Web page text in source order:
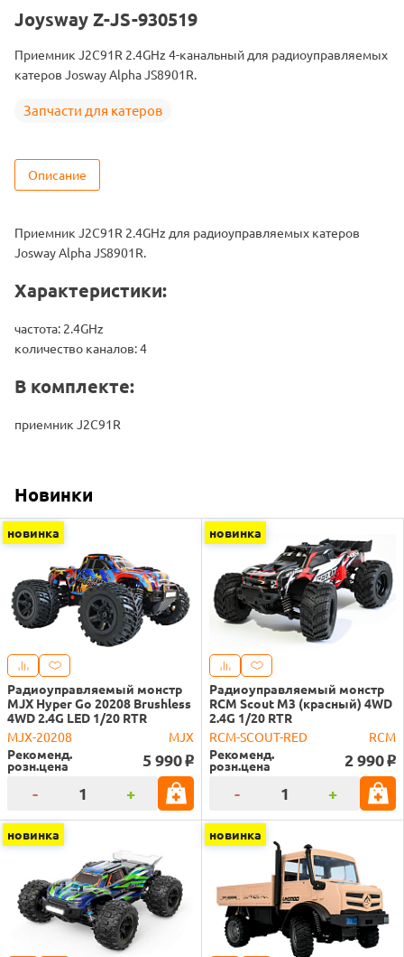
Joysway Z-JS-930519
Приемник J2C91R 2.4GHz 4-канальный для радиоуправляемых
катеров Josway Alpha JS8901R.
Запчасти для катеров
Описание
Приемник J2C91R 2.4GHz для радиоуправляемых катеров
Josway Alpha JS8901R.
Характеристики:
частота: 2.4GHz
количество каналов: 4
В комплекте:
приемник J2C91R
Новинки
новинка
Радиоуправляемый монстр
MJX Hyper Go 20208 Brushless
4WD 2.4G LED 1/20 RTR
MJX-20208
MJX
Рекоменд.
розн.цена 5 990 o
- +
новинка
Радиоуправляемый монстр
RCM Scout M3 (красный) 4WD
2.4G 1/20 RTR
RCM-SCOUT-RED
RCM
Рекоменд.
розн.цена 2 990 o
- +
новинка новинка